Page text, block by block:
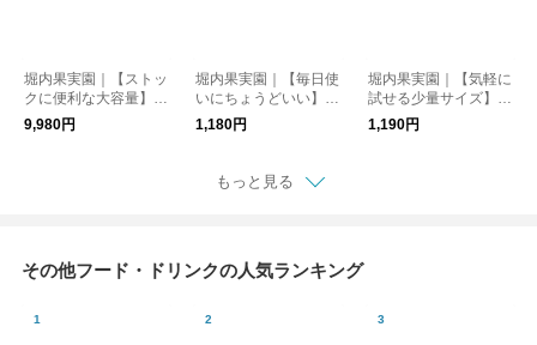
堀内果実園｜【ストッ
クに便利な大容量】冷
凍いちご(古都華) 2kg
9,980円
堀内果実園｜【毎日使
いにちょうどいい】冷
凍キウイ 500g
1,180円
堀内果実園｜【気軽に
試せる少量サイズ】冷
凍いちご(古都華) 200
1,190円
もっと見る
その他フード・ドリンクの人気ランキング